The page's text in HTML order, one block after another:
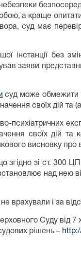
а краще
суд має
інстанції без
заяви
суд може обмежити
своїх дій та
психіатричних
своїх дій
висновку про
зі ст. 300
над нею
врахували і за
Суду
рішень –